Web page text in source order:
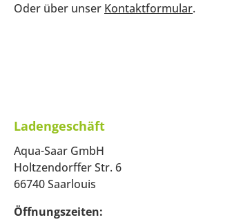
Oder über unser Kontaktformular.
Ladengeschäft
Aqua-Saar GmbH
Holtzendorffer Str. 6
66740 Saarlouis
Öffnungszeiten: